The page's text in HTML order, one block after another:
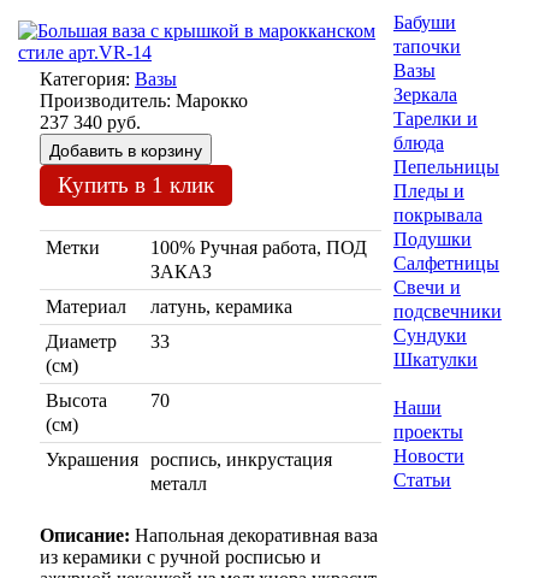
Категория: Вазы
Производитель: Марокко
237 340 руб.
Купить в 1 клик
Метки
100% Ручная работа, ПОД
ЗАКАЗ
Материал
латунь, керамика
Диаметр
(см)
33
Высота
(см)
70
Украшения роспись, инкрустация
металл
Описание: Напольная декоративная ваза
из керамики с ручной росписью и
Бабуши
тапочки
Вазы
Зеркала
Тарелки и
блюда
Пепельницы
Пледы и
покрывала
Подушки
Салфетницы
Свечи и
подсвечники
Сундуки
Шкатулки
Наши
проекты
Новости
Статьи